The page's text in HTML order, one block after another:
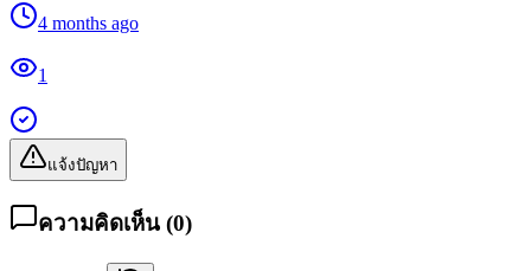
4 months ago
1
แจ้งปัญหา
ความคิดเห็น (0)